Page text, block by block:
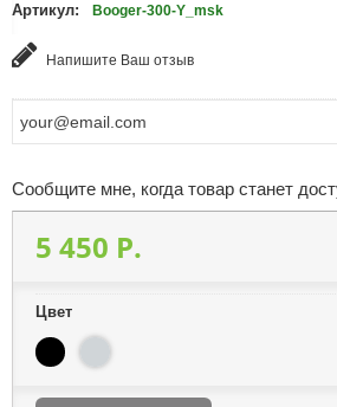
Артикул: Booger-300-Y_msk
Напишите Ваш отзыв
Сообщите мне, когда товар станет
5 450 P.
Цвет